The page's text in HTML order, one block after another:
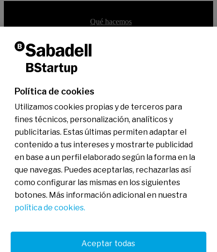
Qué hacemos
Soluciones bancarias
Hub BStartup Barcelona
En qué invertimos
BStartup Health
BStartup Green
Portfolio
Insights
Agenda
Contactar
Banco de Sabadell, S.A., Plaça de Sant Roc nº 20, 08201 Sabadell
Política de cookies
Utilizamos cookies propias y de terceros para
fines técnicos, personalización, analíticos y
publicitarias. Estas últimas permiten adaptar el
contenido a tus intereses y mostrarte publicidad
en base a un perfil elaborado según la forma en la
que navegas. Puedes aceptarlas, rechazarlas así
como configurar las mismas en los siguientes
botones. Más información adicional en nuestra
política de cookies.
Aceptar todas